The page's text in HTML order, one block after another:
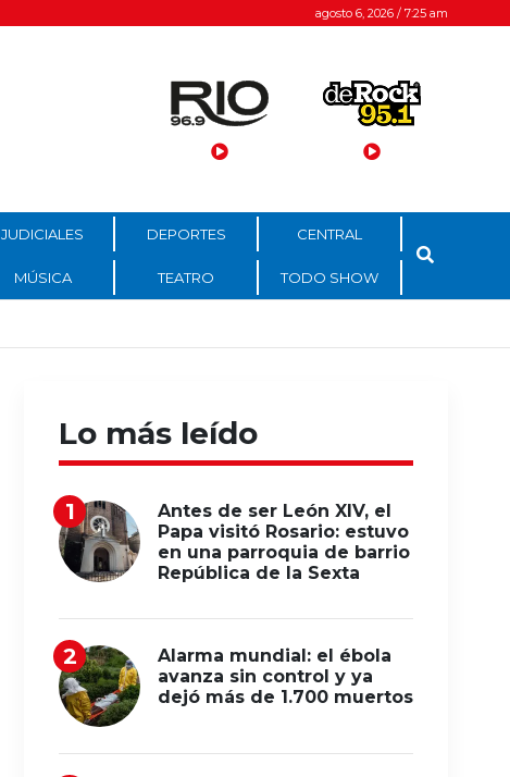
agosto 6, 2026 / 7:25 am
JUDICIALES DEPORTES CENTRAL
MÚSICA TEATRO TODO SHOW
Lo más leído
Antes de ser León XIV, el
Papa visitó Rosario: estuvo
en una parroquia de barrio
República de la Sexta
Alarma mundial: el ébola
avanza sin control y ya
dejó más de 1.700 muertos